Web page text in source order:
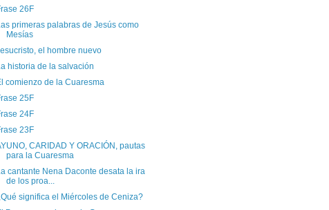
26F
primeras palabras de Jesús como
Mesías
el hombre nuevo
historia de la salvación
comienzo de la Cuaresma
25F
24F
23F
CARIDAD Y ORACIÓN, pautas
para la Cuaresma
cantante Nena Daconte desata la ira
de los proa...
significa el Miércoles de Ceniza?